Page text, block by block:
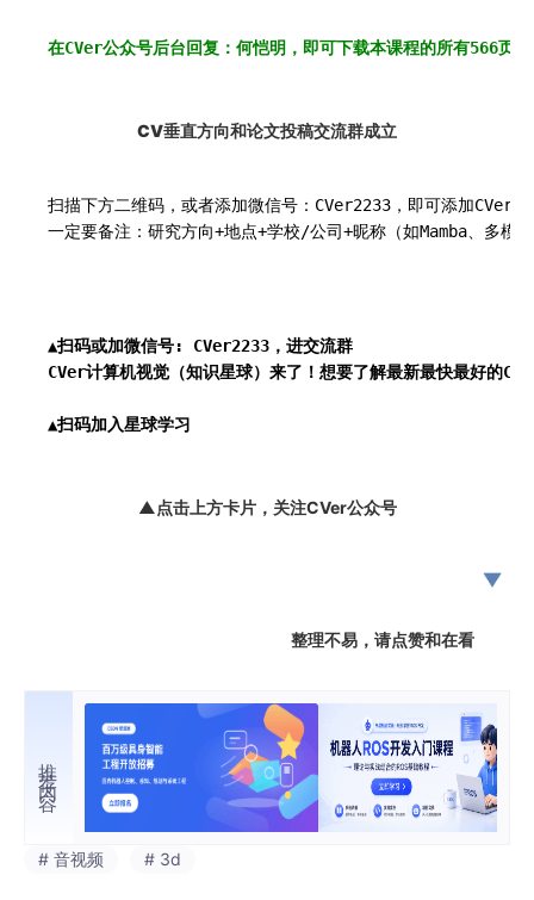
在CVer公众号后台回复：何恺明，即可下载本课程的所有566页课
CV垂直方向和论文投稿交流群成立
扫描下方二维码，或者添加微信号：CVer2233，即可添加CVer
一定要备注：研究方向+地点+学校/公司+昵称（如Mamba、多模
▲扫码或加微信号: CVer2233，进交流群
CVer计算机视觉（知识星球）来了！想要了解最新最快最好的CV
▲扫码加入星球学习
▲点击上方卡片，关注CVer公众号
整理不易，请点赞和在看
推荐内容
# 音视频 # 3d